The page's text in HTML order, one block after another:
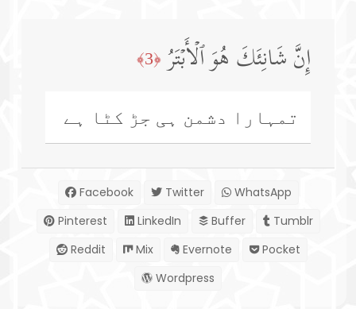
إِنَّ شَانِئَكَ هُوَ ٱلۡأَبۡتَرُ ﴿3﴾
تمہارا دشمن ہی جڑ کٹا ہے
Facebook Twitter
WhatsApp
Pinterest
LinkedIn Buffer
Tumblr
Reddit
Mix Evernote
Pocket
Wordpress